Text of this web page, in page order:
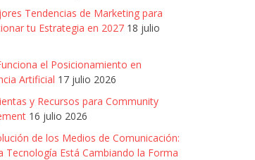
Tendencias de Marketing para
tu Estrategia en 2027 18 julio
el Posicionamiento en
Artificial 17 julio 2026
y Recursos para Community
16 julio 2026
de los Medios de Comunicación:
Tecnología Está Cambiando la Forma